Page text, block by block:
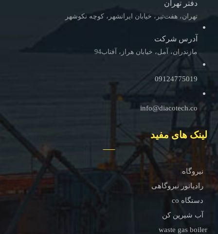
دفتر تهران
تهران، هفت‌تیر، خیابان ایرانشهر، کوچه نکوشهر
آدرس شرکت
مازندران، آمل، خیابان هراز، آفتاب94
09124775019
info@diacotech.co
لینک های مفید
نیروگاه
رادیاتور نیروگاهی
دستگاه co
آب شیرین کن
waste gas boiler